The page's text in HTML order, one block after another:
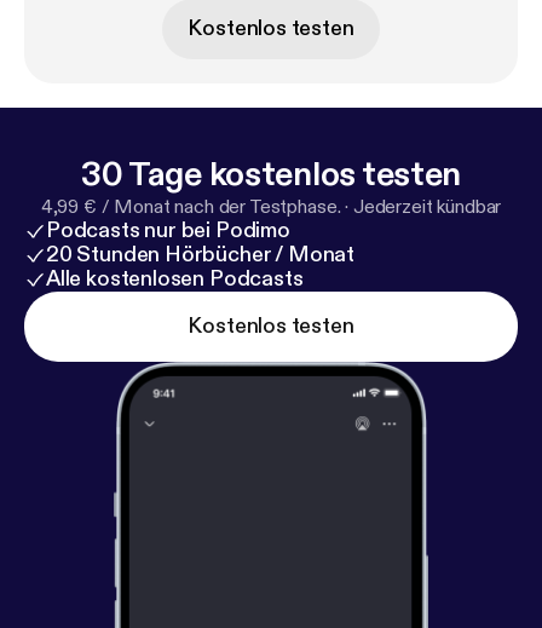
Kostenlos testen
30 Tage kostenlos testen
4,99 € / Monat nach der Testphase. · Jederzeit kündbar
Podcasts nur bei Podimo
20 Stunden Hörbücher / Monat
Alle kostenlosen Podcasts
Kostenlos testen